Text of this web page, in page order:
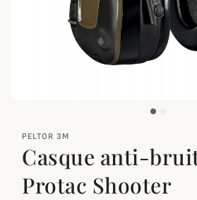
zoom_out_map
PELTOR 3M
Casque anti-
Protac Shooter